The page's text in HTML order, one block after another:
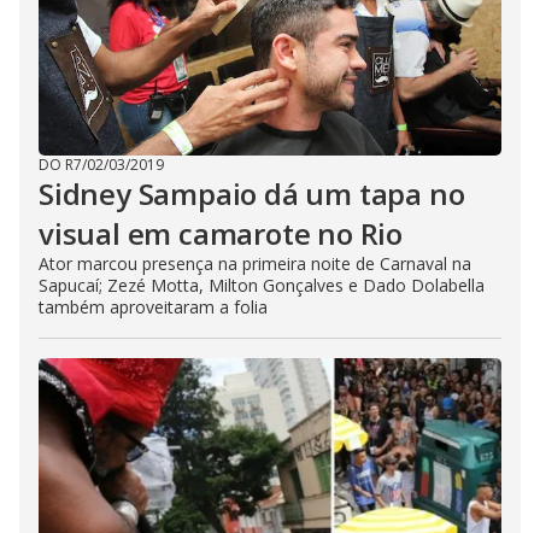
DO R7/02/03/2019
Sidney Sampaio dá um tapa no
visual em camarote no Rio
Ator marcou presença na primeira noite de Carnaval na
Sapucaí; Zezé Motta, Milton Gonçalves e Dado Dolabella
também aproveitaram a folia